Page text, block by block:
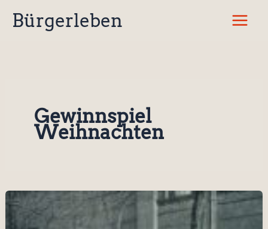
InhaltBürgerleben
Gewinnspiel
Weihnachten